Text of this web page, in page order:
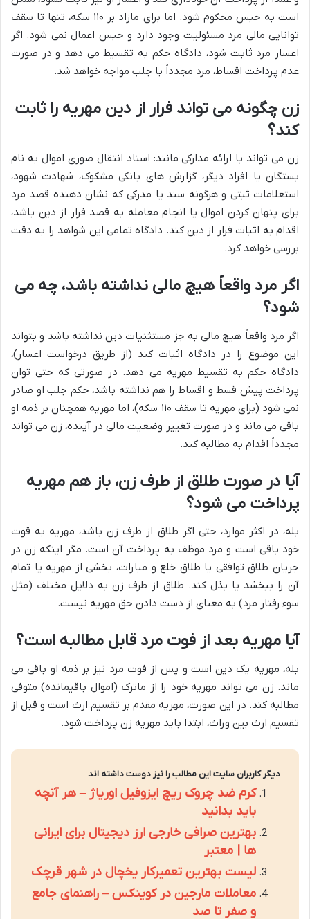
است به حبس محکوم شود. اما برای مازاد بر ۱۱۰ سکه، تنها تا سقف
توانایی مالی مرد مسئولیت وجود دارد و حبس اعمال نمی شود. اگر
اعسار مرد ثابت شود، دادگاه حکم به تقسیط می دهد و در صورت
عدم پرداخت اقساط، مرد مجدداً با جلب مواجه خواهد شد.
زن چگونه می تواند فرار از دین مهریه را ثابت
کند؟
زن می تواند با ارائه مدارکی مانند: اسناد انتقال صوری اموال به نام
بستگان یا افراد دیگر، گزارش های بانکی مشکوک، شهادت شهود،
استعلامات ثبتی و هرگونه سند یا مدرکی که نشان دهنده قصد مرد
برای پنهان کردن اموال یا انجام معامله به قصد فرار از دین باشد،
اقدام به اثبات فرار از دین کند. دادگاه تمامی این شواهد را به دقت
بررسی خواهد کرد.
اگر مرد واقعاً هیچ مالی نداشته باشد، چه می
شود؟
اگر مرد واقعاً هیچ مالی به جز مستثنیات دین نداشته باشد و بتواند
این موضوع را در دادگاه اثبات کند (از طریق درخواست اعسار)،
دادگاه حکم به تقسیط مهریه می دهد. در صورتی که حتی توان
پرداخت پیش قسط و اقساط را هم نداشته باشد، حکم جلب او صادر
نمی شود (برای مهریه تا سقف ۱۱۰ سکه)، اما مهریه همچنان بر ذمه او
باقی می ماند و در صورت تغییر وضعیت مالی در آینده، زن می تواند
مجدداً اقدام به مطالبه کند.
آیا در صورت طلاق از طرف زن، باز هم مهریه
پرداخت می شود؟
بله، در اکثر موارد، حتی اگر طلاق از طرف زن باشد، مهریه به قوت
خود باقی است و مرد موظف به پرداخت آن است. مگر اینکه زن در
جریان طلاق توافقی یا طلاق خلع و مبارات، بخشی از مهریه یا تمام
آن را ببخشد یا بذل کند. طلاق از طرف زن به دلایل مختلف (مثل
سوء رفتار مرد) به معنای از دست دادن حق مهریه نیست.
آیا مهریه بعد از فوت مرد قابل مطالبه است؟
بله، مهریه یک دین است و پس از فوت مرد نیز بر ذمه او باقی می
ماند. زن می تواند مهریه خود را از ماترک (اموال باقیمانده) متوفی
مطالبه کند. در این صورت، مهریه مقدم بر تقسیم ارث است و قبل از
تقسیم ارث بین وراث، ابتدا باید مهریه زن پرداخت شود.
دیگر کاربران سایت این مطالب را نیز دوست داشته اند
کرم ضد چروک ریچ ایزوفیل اوریاژ – هر آنچه
باید بدانید
بهترین صرافی خارجی ارز دیجیتال برای ایرانی
ها | معتبر
لیست بهترین تعمیرکار یخچال در شهر قرچک
معاملات مارجین در کوینکس – راهنمای جامع
و صفر تا صد